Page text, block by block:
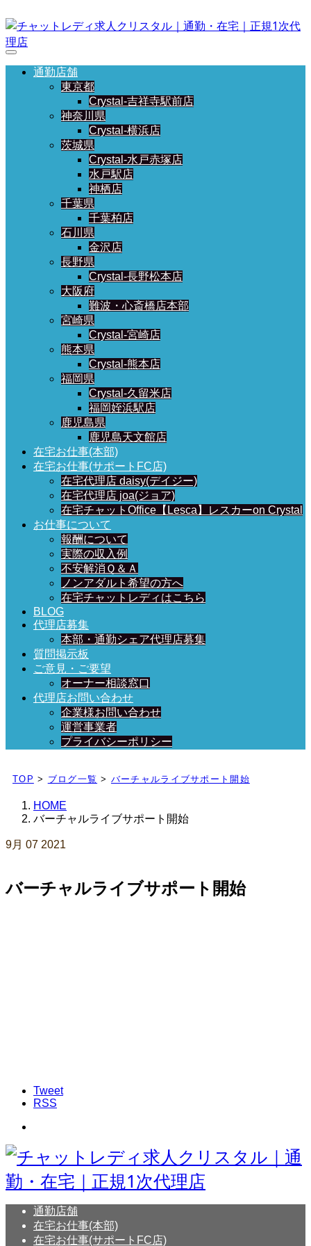
通勤店舗
東京都
Crystal-吉祥寺駅前店
神奈川県
Crystal-横浜店
茨城県
Crystal-水戸赤塚店
水戸駅店
神栖店
千葉県
千葉柏店
石川県
金沢店
長野県
Crystal-長野松本店
大阪府
難波・心斎橋店本部
宮崎県
Crystal-宮崎店
熊本県
Crystal-熊本店
福岡県
Crystal-久留米店
福岡姪浜駅店
鹿児島県
鹿児島天文館店
在宅お仕事(本部)
在宅お仕事(サポートFC店)
在宅代理店 daisy(デイジー)
在宅代理店 joa(ジョア)
在宅チャットOffice【Lesca】レスカーon Crystal
お仕事について
報酬について
実際の収入例
不安解消Ｑ＆Ａ
ノンアダルト希望の方へ
在宅チャットレディはこちら
BLOG
代理店募集
本部・通勤シェア代理店募集
質問掲示板
ご意見・ご要望
オーナー相談窓口
代理店お問い合わせ
企業様お問い合わせ
運営事業者
プライバシーポリシー
日々、ブログを更新中！
TOP > ブログ一覧 > バーチャルライブサポート開始
HOME
バーチャルライブサポート開始
9月 07 2021
バーチャルライブサポート開始
Tweet
RSS
通勤店舗
在宅お仕事(本部)
在宅お仕事(サポートFC店)